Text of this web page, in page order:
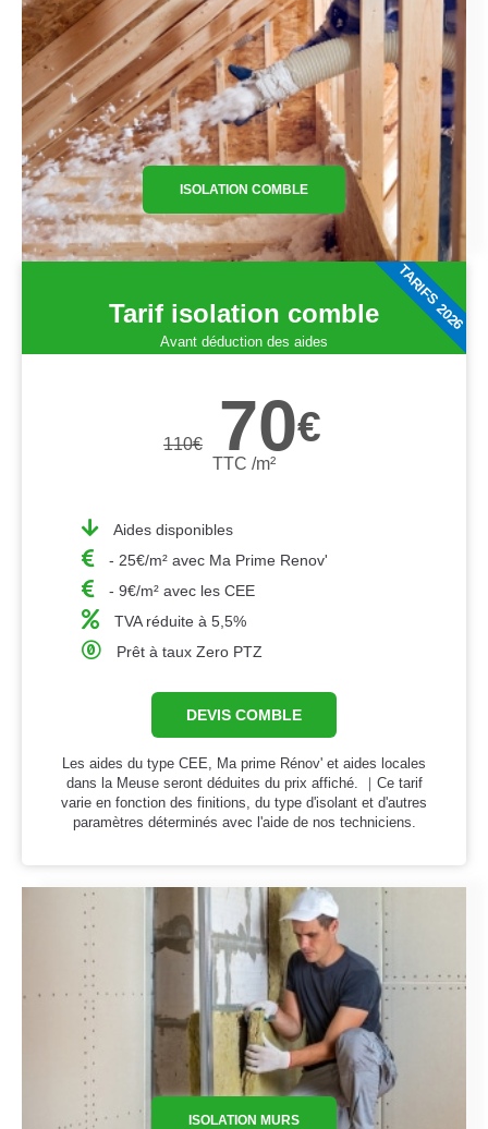
ISOLATION COMBLE
Tarif isolation comble
Avant déduction des aides
110€ 70€
TTC /m²
Aides disponibles
- 25€/m² avec Ma Prime Renov'
- 9€/m² avec les CEE
TVA réduite à 5,5%
Prêt à taux Zero PTZ
DEVIS COMBLE
Les aides du type CEE, Ma prime Rénov' et aides locales
dans la Meuse seront déduites du prix affiché. ｜Ce tarif
varie en fonction des finitions, du type d'isolant et d'autres
paramètres déterminés avec l'aide de nos techniciens.
TARIFS 2026
ISOLATION MURS